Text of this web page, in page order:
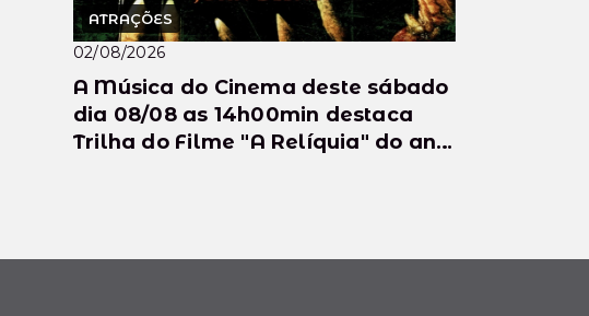
ATRAÇÕES
02/08/2026
A Música do Cinema deste sábado
dia 08/08 as 14h00min destaca
Trilha do Filme "A Relíquia" do ano